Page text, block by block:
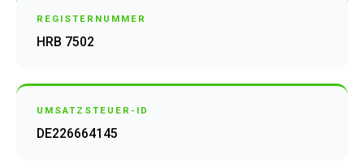
REGISTERNUMMER
HRB 7502
UMSATZSTEUER-ID
DE226664145